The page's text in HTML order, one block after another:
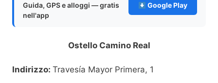
Guida, GPS e alloggi — gratis
nell'app
Google Play
Ostello Camino Real
Indirizzo: Travesía Mayor Primera, 1